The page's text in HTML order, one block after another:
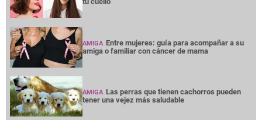
AMIGA Entre mujeres: guía para acompañar a su
amiga o familiar con cáncer de mama
AMIGA Las perras que tienen cachorros pueden
tener una vejez más saludable